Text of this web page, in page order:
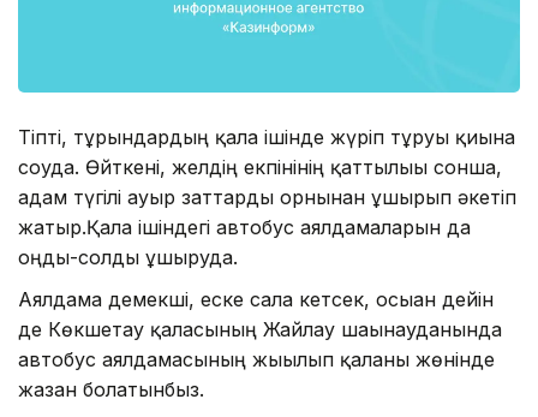
Тіпті, тұрғындардың қала ішінде жүріп тұруы қиынға
соғуда. Өйткені, желдің екпінінің қаттылығы сонша,
адам түгілі ауыр заттарды орнынан ұшырып әкетіп
жатыр.Қала ішіндегі автобус аялдамаларын да
оңды-солды ұшыруда.
Аялдама демекші, еске сала кетсек, осыған дейін
де Көкшетау қаласының Жайлау шағынауданында
автобус аялдамасының жығылып қалғаны жөнінде
жазған болатынбыз.